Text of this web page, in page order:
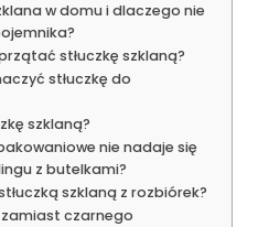
w domu i dlaczego nie
stłuczkę szklaną?
stłuczkę do
szklaną?
nie nadaje się
z butelkami?
szklaną z rozbiórek?
zamiast czarnego